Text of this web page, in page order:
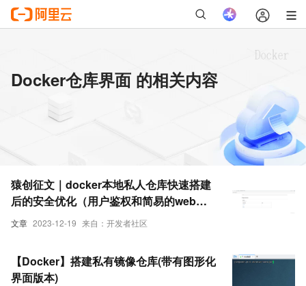
Docker仓库界面 的相关内容
文章 2023-12-19 来自：开发者社区
猿创征文｜docker本地私人仓库快速搭建
后的安全优化（用户鉴权和简易的web界
面开启）
【Docker】搭建私有镜像仓库(带有图形化
界面版本)